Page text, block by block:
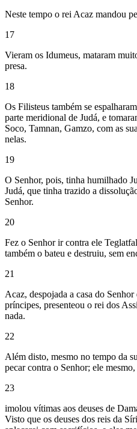
Neste tempo o rei Acaz mandou
17
Vieram os Idumeus, mataram
presa.
18
Os Filisteus também se
parte meridional de Judá, e
Soco, Tamnan, Gamzo, com as
nelas.
19
O Senhor, pois, tinha humilhado
Judá, que tinha trazido a
Senhor.
20
Fez o Senhor ir contra ele
também o bateu e destruiu, sem
21
Acaz, despojada a casa do
príncipes, presenteou o rei dos
nada.
22
Além disto, mesmo no tempo da
pecar contra o Senhor; ele
23
imolou vítimas aos deuses de
Visto que os deuses dos reis da